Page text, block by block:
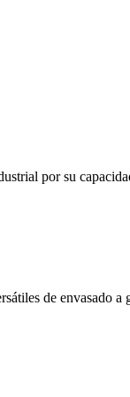
por su
de envasado a